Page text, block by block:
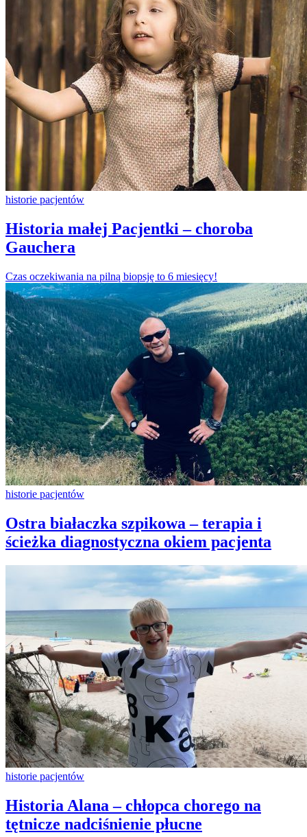
historie pacjentów
Historia małej Pacjentki – choroba
Gauchera
Czas oczekiwania na pilną biopsję to 6 miesięcy!
historie pacjentów
Ostra białaczka szpikowa – terapia i
ścieżka diagnostyczna okiem pacjenta
historie pacjentów
Historia Alana – chłopca chorego na
tętnicze nadciśnienie płucne